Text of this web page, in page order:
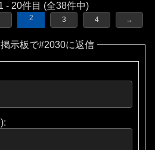
- 20件目 (全38件中)
2 3 4 →
示板で#2030に返信